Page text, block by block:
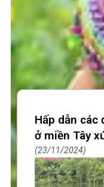
Hấp dẫn
ở miền Tây
23/11/2024